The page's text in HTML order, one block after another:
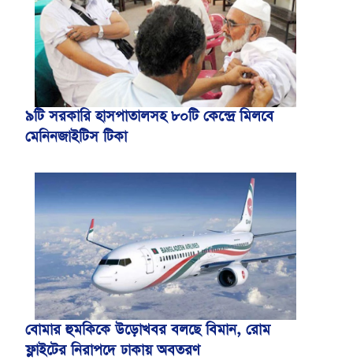
৯টি সরকারি হাসপাতালসহ ৮০টি কেন্দ্রে মিলবে
মেনিনজাইটিস টিকা
বোমার হুমকিকে উড়োখবর বলছে বিমান, রোম
ফ্লাইটের নিরাপদে ঢাকায় অবতরণ